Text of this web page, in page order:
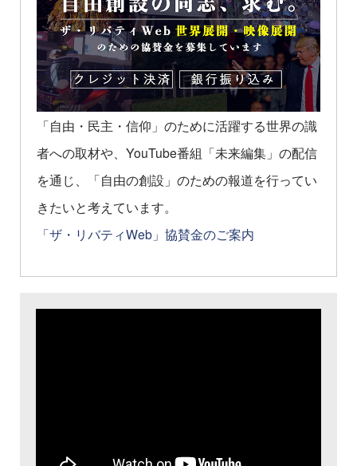
「自由・民主・信仰」のために活躍する世界の識
者への取材や、YouTube番組「未来編集」の配信
を通じ、「自由の創設」のための報道を行ってい
きたいと考えています。
「ザ・リバティWeb」協賛金のご案内